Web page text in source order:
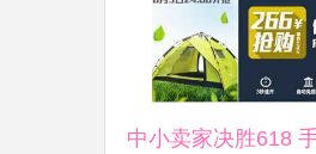
中小卖家决胜618